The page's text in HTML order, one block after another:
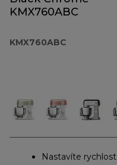
KMX760ABC
KMX760ABC
Nastavíte rychlost